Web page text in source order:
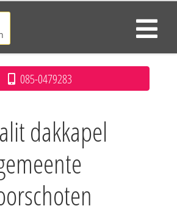
085-0479283
dakkapel